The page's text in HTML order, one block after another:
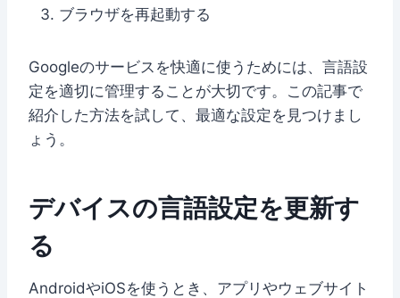
ブラウザを再起動する
Googleのサービスを快適に使うためには、言語設
定を適切に管理することが大切です。この記事で
紹介した方法を試して、最適な設定を見つけまし
ょう。
デバイスの言語設定を更新す
る
AndroidやiOSを使うとき、アプリやウェブサイト